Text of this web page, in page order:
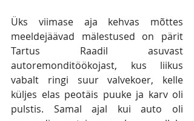
Üks viimase aja kehvas mõttes
meeldejäävad mälestused on pärit
Tartus Raadil asuvast
autoremonditöökojast, kus liikus
vabalt ringi suur valvekoer, kelle
küljes elas peotäis puuke ja karv oli
pulstis. Samal ajal kui auto oli